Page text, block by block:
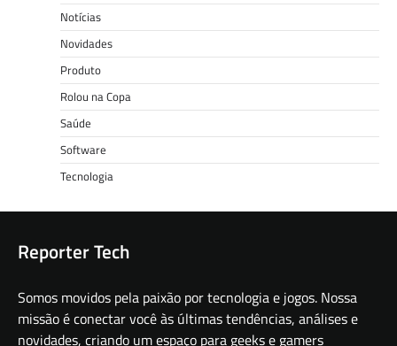
Notícias
Novidades
Produto
Rolou na Copa
Saúde
Software
Tecnologia
Reporter Tech
Somos movidos pela paixão por tecnologia e jogos. Nossa
missão é conectar você às últimas tendências, análises e
novidades, criando um espaço para geeks e gamers